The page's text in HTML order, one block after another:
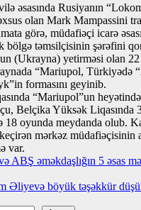
əsasında Rusiyanın
olan Mark Mampassini
görə, müdafiəçi icarə
bölgə təmsilçisinin şərəfini
(Ukrayna) yetirməsi olan 22
“Mariupol, Türkiyədə
formasını geyinib.
“Mariupol”un
Belçika Yüksək Liqasında
18 oyunda meydanda olub.
mərkəz müdafiəçisinin
var.
ABŞ əməkdaşlığın 5 əsas
Əliyevə böyük təşəkkür